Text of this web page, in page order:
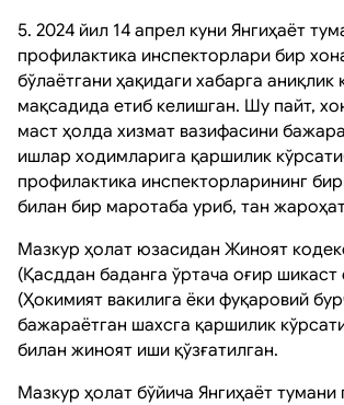
5. 2024 йил 14 апрел куни Янгиҳаёт
профилактика инспекторлари бир
бўлаётгани ҳақидаги хабарга аниқлик
мақсадида етиб келишган. Шу пайт,
маст ҳолда хизмат вазифасини
ишлар ходимларига қаршилик
профилактика инспекторларининг
билан бир маротаба уриб, тан
Мазкур ҳолат юзасидан Жиноят
(Қасддан баданга ўртача оғир шикаст
(Ҳокимият вакилига ёки фуқаровий
бажараётган шахсга қаршилик
билан жиноят иши қўзғатилган.
Мазкур ҳолат бўйича Янгиҳаёт